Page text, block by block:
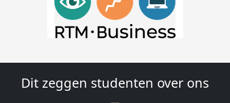
Dit zeggen studenten over ons